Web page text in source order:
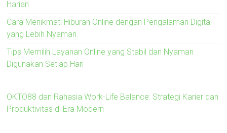
Harian
Cara Menikmati Hiburan Online dengan Pengalaman Digital
yang Lebih Nyaman
Tips Memilih Layanan Online yang Stabil dan Nyaman
Digunakan Setiap Hari
OKTO88 dan Rahasia Work-Life Balance: Strategi Karier dan
Produktivitas di Era Modern